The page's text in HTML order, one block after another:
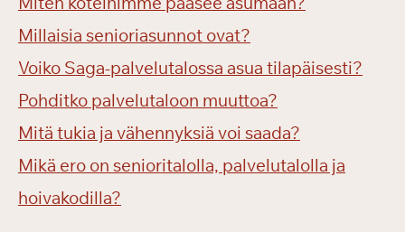
Millaisia senioriasunnot ovat?
Voiko Saga-palvelutalossa asua tilapäisesti?
Pohditko palvelutaloon muuttoa?
Mitä tukia ja vähennyksiä voi saada?
Mikä ero on senioritalolla, palvelutalolla ja
hoivakodilla?